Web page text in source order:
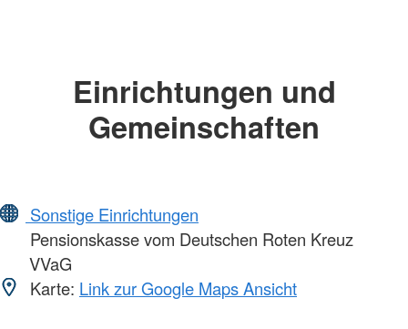
Einrichtungen und
Gemeinschaften
Sonstige Einrichtungen
Pensionskasse vom Deutschen Roten Kreuz
VVaG
Karte: Link zur Google Maps Ansicht